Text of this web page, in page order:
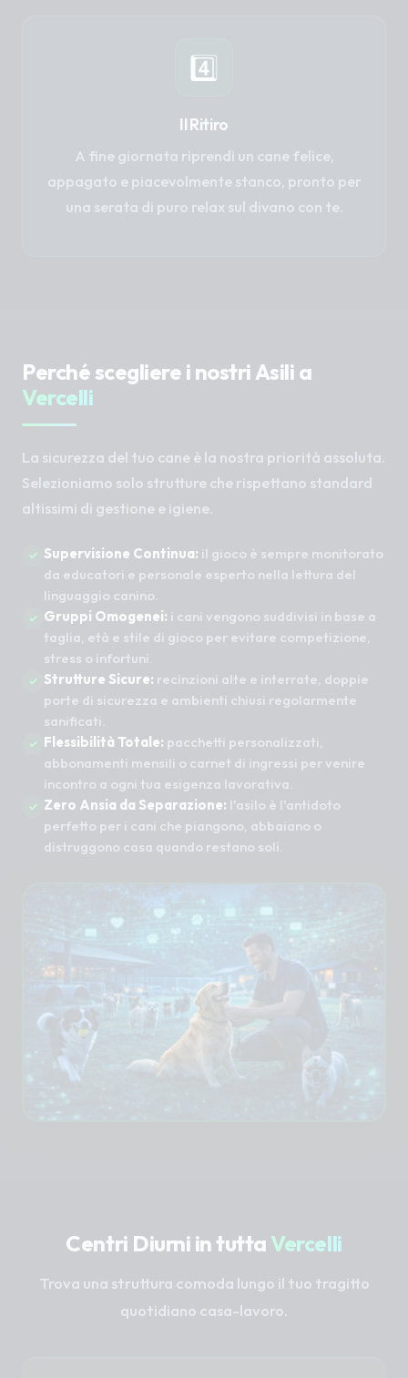
4️⃣
Il Ritiro
A fine giornata riprendi un cane felice,
appagato e piacevolmente stanco, pronto per
una serata di puro relax sul divano con te.
Perché scegliere i nostri Asili a
Vercelli
La sicurezza del tuo cane è la nostra priorità assoluta.
Selezioniamo solo strutture che rispettano standard
altissimi di gestione e igiene.
Supervisione Continua: il gioco è sempre monitorato
da educatori e personale esperto nella lettura del
linguaggio canino.
Gruppi Omogenei: i cani vengono suddivisi in base a
taglia, età e stile di gioco per evitare competizione,
stress o infortuni.
Strutture Sicure: recinzioni alte e interrate, doppie
porte di sicurezza e ambienti chiusi regolarmente
sanificati.
Flessibilità Totale: pacchetti personalizzati,
abbonamenti mensili o carnet di ingressi per venire
incontro a ogni tua esigenza lavorativa.
Zero Ansia da Separazione: l'asilo è l'antidoto
perfetto per i cani che piangono, abbaiano o
distruggono casa quando restano soli.
Centri Diurni in tutta Vercelli
Trova una struttura comoda lungo il tuo tragitto
quotidiano casa-lavoro.